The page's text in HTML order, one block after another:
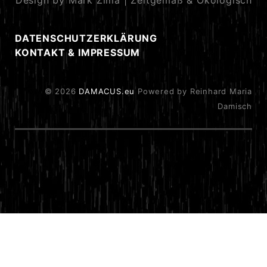
DATENSCHUTZERKLÄRUNG
KONTAKT & IMPRESSUM
© 2026 DAMACUS.eu Powered by Reinhard Maria
Damisch